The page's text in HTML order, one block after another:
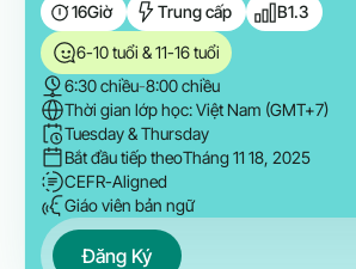
16Giờ Trung cấp B1.3
6-10 tuổi & 11-16 tuổi
6:30 chiều-8:00 chiều
Thời gian lớp học: Việt Nam (GMT+7)
Tuesday & Thursday
Bắt đầu tiếp theoTháng 11 18, 2025
CEFR-Aligned
Giáo viên bản ngữ
Đăng Ký